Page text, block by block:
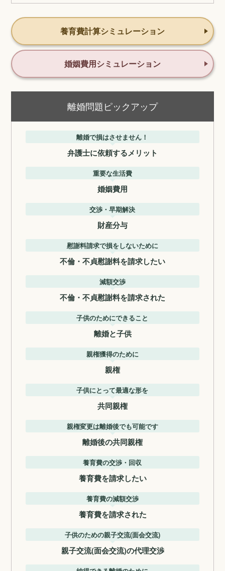
養育費計算シミュレーション
婚姻費用シミュレーション
離婚問題ピックアップ
離婚で損はさせません！
弁護士に依頼するメリット
重要な生活費
婚姻費用
交渉・早期解決
財産分与
慰謝料請求で損をしないために
不倫・不貞慰謝料を請求したい
減額交渉
不倫・不貞慰謝料を請求された
子供のためにできること
離婚と子供
親権獲得のために
親権
子供にとって最適な形を
共同親権
親権変更は離婚後でも可能です
離婚後の共同親権
養育費の交渉・回収
養育費を請求したい
養育費の減額交渉
養育費を請求された
子供のための親子交流(面会交流)
親子交流(面会交流)の代理交渉